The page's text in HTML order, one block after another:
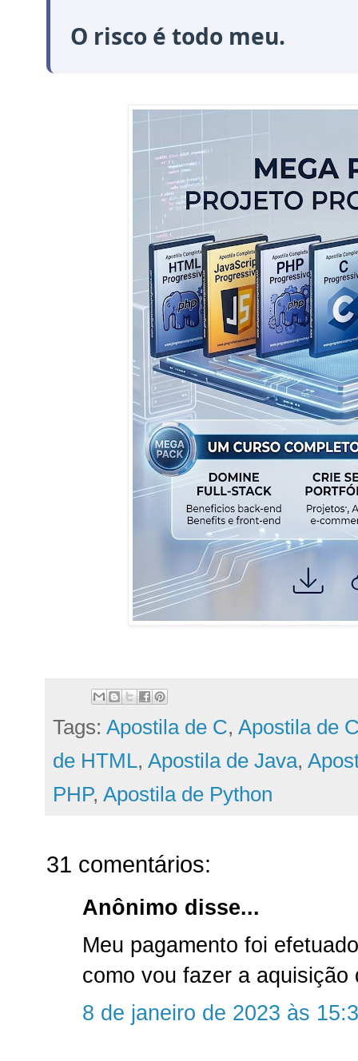
O risco é todo meu.
Tags: Apostila de C, Apostila de
de HTML, Apostila de Java,
PHP, Apostila de Python
31 comentários:
Anônimo disse...
Meu pagamento foi
como vou fazer a aquisição
8 de janeiro de 2023 às